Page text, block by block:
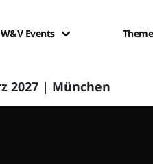
W&V Events
2027 | München